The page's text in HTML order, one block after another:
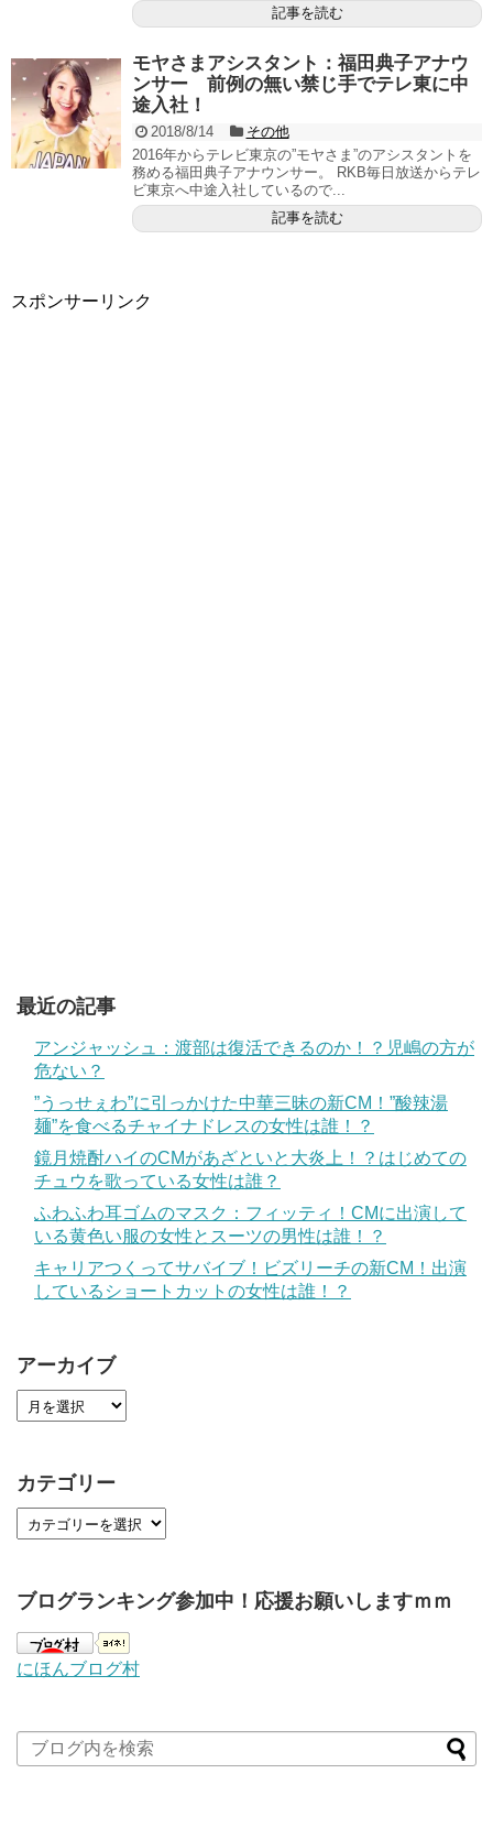
記事を読む
モヤさまアシスタント：福田典子アナウ
ンサー 前例の無い禁じ手でテレ東に中
途入社！
2018/8/14
その他
2016年からテレビ東京の”モヤさま”のアシスタントを
務める福田典子アナウンサー。 RKB毎日放送からテレ
ビ東京へ中途入社しているので...
記事を読む
スポンサーリンク
最近の記事
アンジャッシュ：渡部は復活できるのか！？児嶋の方が
危ない？
”うっせぇわ”に引っかけた中華三昧の新CM！”酸辣湯
麺”を食べるチャイナドレスの女性は誰！？
鏡月焼酎ハイのCMがあざといと大炎上！？はじめての
チュウを歌っている女性は誰？
ふわふわ耳ゴムのマスク：フィッティ！CMに出演して
いる黄色い服の女性とスーツの男性は誰！？
キャリアつくってサバイブ！ビズリーチの新CM！出演
しているショートカットの女性は誰！？
アーカイブ
カテゴリー
ブログランキング参加中！応援お願いしますｍｍ
にほんブログ村